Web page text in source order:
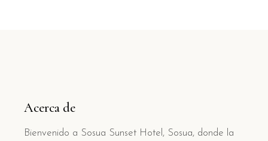
Acerca de
Bienvenido a Sosua Sunset Hotel, Sosua, donde la